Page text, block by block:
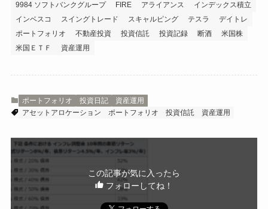
9984 ソフトバンクグループ
FIRE アライアンス
インデックス積立
インベスコ
スイングトレード スキャルピング テスラ
デイトレ
ポートフォリオ
不動産投資 投資信託 投資記録 断酒
米国株
米国ＥＴＦ
資産運用
ポートフォリオ 投資日記
資産運用
アセットアロケーション
ポートフォリオ 投資信託 資産運用
この記事が気に入ったら
フォローしてね！